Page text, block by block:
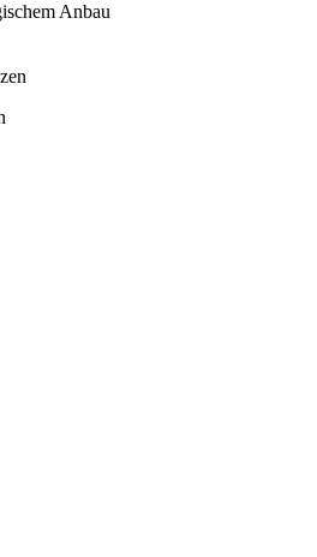
Anbau